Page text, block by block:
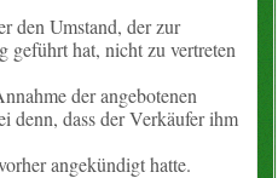
Umstand, der zur
hat, nicht zu vertreten
der angebotenen
denn, dass der Verkäufer ihm
angekündigt hatte.